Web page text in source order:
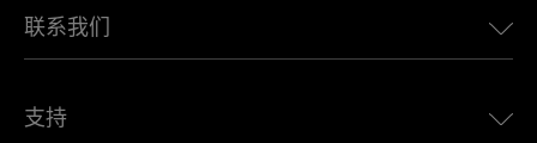
非洲最佳eSIM
查看所有目的地
适用于 Jeep 的 Ubigi
适用于 Mini 的 Ubigi
Ubigi在媒体上
Ubigi应用程序
联系我们
联盟计划
支持